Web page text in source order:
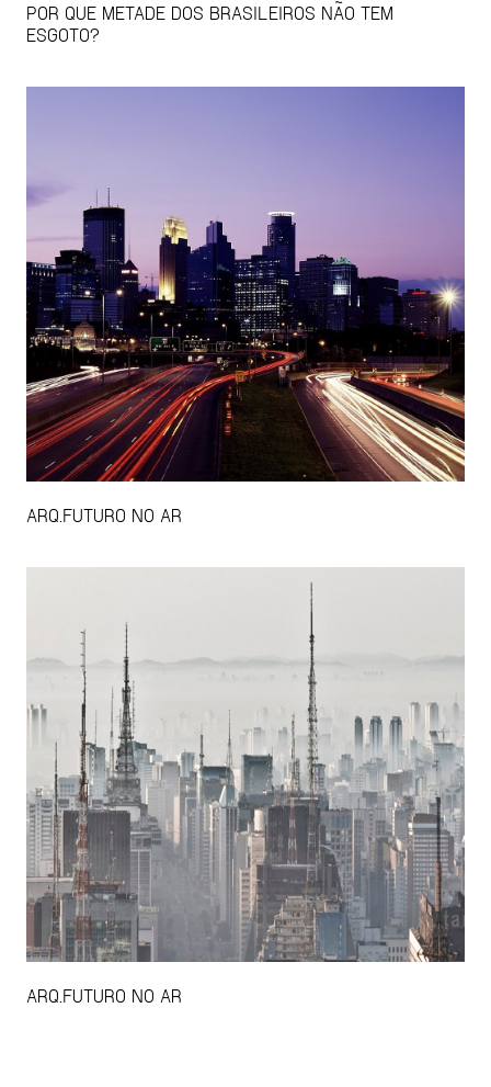
POR QUE METADE DOS BRASILEIROS NÃO TEM
ESGOTO?
ARQ.FUTURO NO AR
ARQ.FUTURO NO AR